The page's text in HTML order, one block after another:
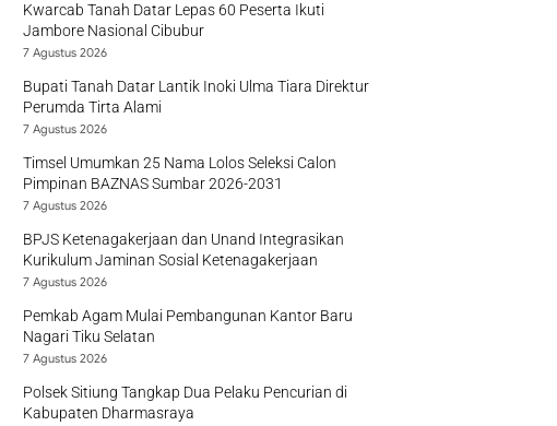
Kwarcab Tanah Datar Lepas 60 Peserta Ikuti
Jambore Nasional Cibubur
7 Agustus 2026
Bupati Tanah Datar Lantik Inoki Ulma Tiara Direktur
Perumda Tirta Alami
7 Agustus 2026
Timsel Umumkan 25 Nama Lolos Seleksi Calon
Pimpinan BAZNAS Sumbar 2026-2031
7 Agustus 2026
BPJS Ketenagakerjaan dan Unand Integrasikan
Kurikulum Jaminan Sosial Ketenagakerjaan
7 Agustus 2026
Pemkab Agam Mulai Pembangunan Kantor Baru
Nagari Tiku Selatan
7 Agustus 2026
Polsek Sitiung Tangkap Dua Pelaku Pencurian di
Kabupaten Dharmasraya